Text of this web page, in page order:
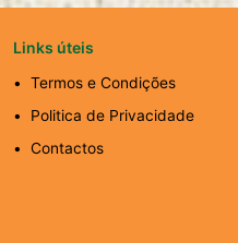
Links úteis
Termos e Condições
Politica de Privacidade
Contactos